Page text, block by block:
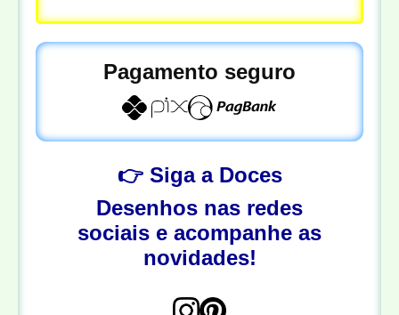
Pagamento seguro
👉 Siga a Doces
Desenhos nas redes
sociais e acompanhe as
novidades!